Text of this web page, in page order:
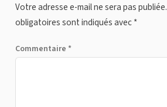
Votre adresse e-mail ne sera pas publiée.
obligatoires sont indiqués avec*
Commentaire *